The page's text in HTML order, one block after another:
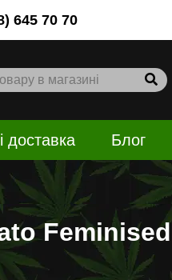
645 70 70
доставка Блог
Feminised